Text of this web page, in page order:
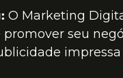
O Marketing
seu
impressa